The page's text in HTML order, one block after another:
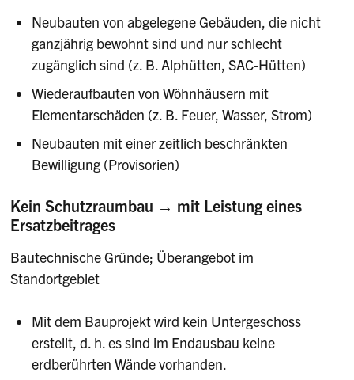
Neubauten von abgelegene Gebäuden, die nicht
ganzjährig bewohnt sind und nur schlecht
zugänglich sind (z. B. Alphütten, SAC-Hütten)
Wiederaufbauten von Wöhnhäusern mit
Elementarschäden (z. B. Feuer, Wasser, Strom)
Neubauten mit einer zeitlich beschränkten
Bewilligung (Provisorien)
Kein Schutzraumbau → mit Leistung eines
Ersatzbeitrages
Bautechnische Gründe; Überangebot im
Standortgebiet
Mit dem Bauprojekt wird kein Untergeschoss
erstellt, d. h. es sind im Endausbau keine
erdberührten Wände vorhanden.